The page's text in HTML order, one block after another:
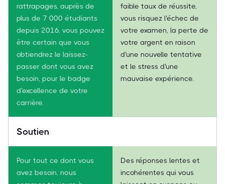
rattrapages, auprès de
plus de 7 000 étudiants
depuis 2016, vous pouvez
être certain que vous
obtiendrez le laissez-
passer dont vous avez
besoin, pour le badge
d'excellence de votre
carrière.
faible taux de réussite,
vous risquez l'échec de
votre examen, la perte de
votre argent en raison
d'une nouvelle tentative
et le stress d'une
mauvaise expérience.
Soutien
Pour tout ce dont vous
avez besoin, nous
Des réponses lentes et
incohérentes qui vous